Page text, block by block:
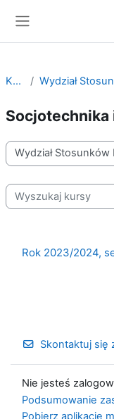
Kursy
Socjotechnika
Kategorie kursów
Wyszukaj kursy
Rok 2023/2024,
Skontaktuj się
Nie jesteś
Podsumowanie
Pobierz aplikację